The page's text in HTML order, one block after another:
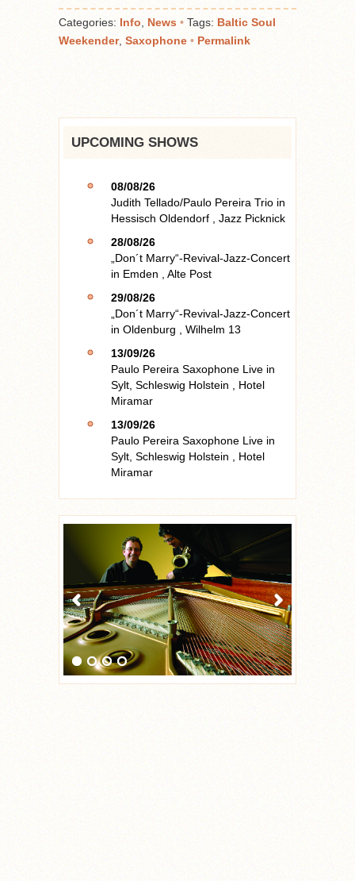
Categories: Info News • Tags: Baltic Soul
Weekender, Saxophone • Permalink
UPCOMING SHOWS
08/08/26
Judith Tellado/Paulo Pereira Trio in
Hessisch Oldendorf
Jazz Picknick
28/08/26
„Don´t Marry“-Revival-Jazz-Concert
in Emden
Alte Post
29/08/26
„Don´t Marry“-Revival-Jazz-Concert
in Oldenburg
Wilhelm 13
13/09/26
Paulo Pereira Saxophone Live in
Sylt, Schleswig Holstein
Hotel
Miramar
13/09/26
Paulo Pereira Saxophone Live in
Sylt, Schleswig Holstein
Hotel
Miramar